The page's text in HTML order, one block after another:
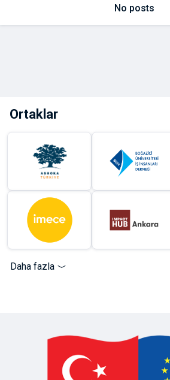
No posts
Ortaklar
Daha fazla